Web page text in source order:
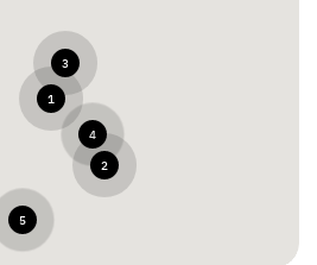
1
2
3
4
5